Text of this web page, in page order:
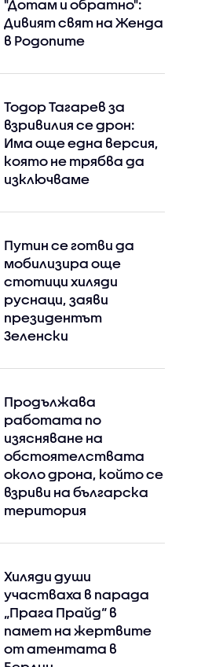
"Дотам и обратно":
Дивият свят на Женда
в Родопите
Тодор Тагарев за
взривилия се дрон:
Има още една версия,
която не трябва да
изключваме
Путин се готви да
мобилизира още
стотици хиляди
руснаци, заяви
президентът
Зеленски
Продължава
работата по
изясняване на
обстоятелствата
около дрона, който се
взриви на българска
територия
Хиляди души
участваха в парада
„Прага Прайд“ в
памет на жертвите
от атентата в